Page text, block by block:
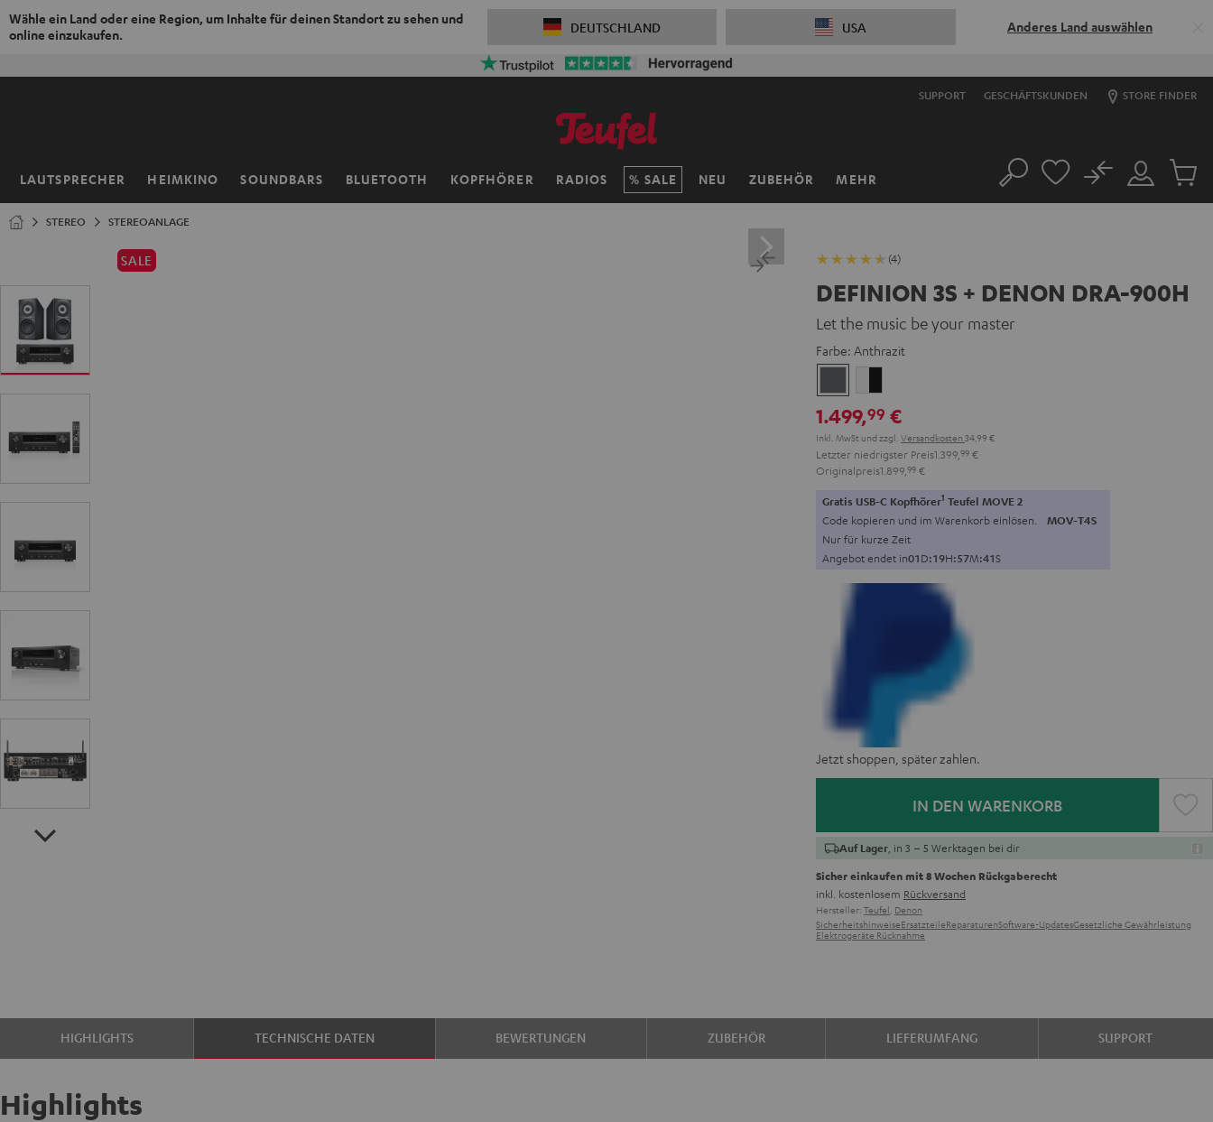
Wähle ein Land oder eine Region, um Inhalte für deinen Standort zu sehen und
online einzukaufen.
DEUTSCHLAND USA Anderes Land auswählen
SUPPORT GESCHÄFTSKUNDEN STORE FINDER
LAUTSPRECHER HEIMKINO SOUNDBARS BLUETOOTH KOPFHÖRER RADIOS SALE NEU ZUBEHÖR MEHR
Startseite Suche
Mein
Konto
No
Artikel
STEREO STEREOANLAGE
SALE (4)
DEFINION 3S + DENON DRA-900H
Let the music be your master
Farbe: Anthrazit
Schwarz
1.499,99 €
Inkl. MwSt und zzgl. Versandkosten 34,99 €
Letzter niedrigster Preis1.399, 99 €
Originalpreis1.899, 99 €
Gratis USB-C Kopfhörer1 Teufel MOVE 2
Code kopieren und im Warenkorb einlösen. MOV-T4S
Nur für kurze Zeit
Angebot endet in01D:19H:57M:40S
Jetzt shoppen, später zahlen.
IN DEN WARENKORB
Auf Lager , in 3 – 5 Werktagen bei dir
Sicher einkaufen mit 8 Wochen Rückgaberecht
inkl. kostenlosem Rückversand
Hersteller: Teufel, Denon
SicherheitshinweiseErsatzteileReparaturenSoftware-UpdatesGesetzliche Gewährleistung
Elektrogeräte Rücknahme
HIGHLIGHTS TECHNISCHE DATEN BEWERTUNGEN ZUBEHÖR LIEFERUMFANG SUPPORT
Highlights